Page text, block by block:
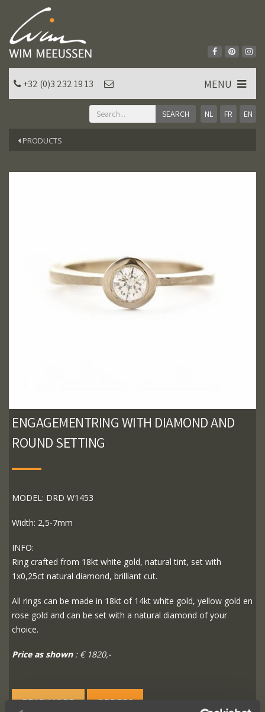
NL FR EN
+32 (0)3 232 19 13 MENU
PRODUCTS
ENGAGEMENTRING WITH DIAMOND AND
ROUND SETTING
MODEL: DRD W1453
Width: 2,5-7mm
INFO:
Ring crafted from 18kt white gold, natural tint, set with
1x0,25ct natural diamond, brilliant cut.
All rings can be made in 18kt of 14kt white gold, yellow gold en
rose gold and can be set with a natural diamond of your
choice.
Price as shown: € 1820,-
READ MORE ORDER?